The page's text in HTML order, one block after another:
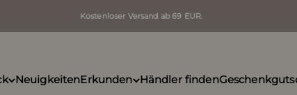
Kostenloser Versand ab 69 EUR.
NeuigkeitenErkunden Händler finden